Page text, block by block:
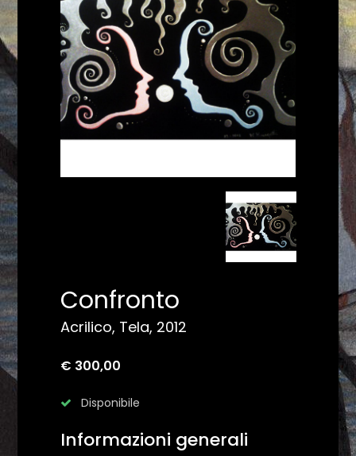
Confronto
Acrilico, Tela, 2012
€ 300,00
Disponibile
Informazioni generali